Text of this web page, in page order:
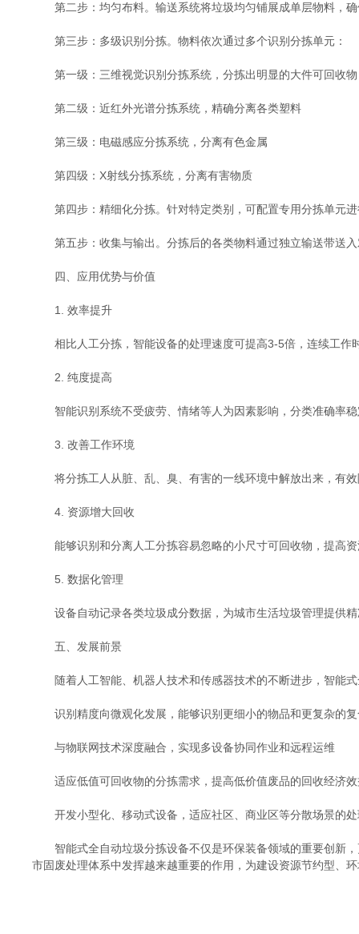
第二步：均匀布料。输送系统将垃圾均匀铺展成单层物料，确
第三步：多级识别分拣。物料依次通过多个识别分拣单元：
第一级：三维视觉识别分拣系统，分拣出明显的大件可回收物
第二级：近红外光谱分拣系统，精确分离各类塑料
第三级：电磁感应分拣系统，分离有色金属
第四级：X射线分拣系统，分离有害物质
第四步：精细化分拣。针对特定类别，可配置专用分拣单元进
第五步：收集与输出。分拣后的各类物料通过独立输送带送入
四、应用优势与价值
1. 效率提升
相比人工分拣，智能设备的处理速度可提高3-5倍，连续工作
2. 纯度提高
智能识别系统不受疲劳、情绪等人为因素影响，分类准确率稳
3. 改善工作环境
将分拣工人从脏、乱、臭、有害的一线环境中解放出来，有效
4. 资源增大回收
能够识别和分离人工分拣容易忽略的小尺寸可回收物，提高资
5. 数据化管理
设备自动记录各类垃圾成分数据，为城市生活垃圾管理提供精
五、发展前景
随着人工智能、机器人技术和传感器技术的不断进步，智能式
识别精度向微观化发展，能够识别更细小的物品和更复杂的复
与物联网技术深度融合，实现多设备协同作业和远程运维
适应低值可回收物的分拣需求，提高低价值废品的回收经济效
开发小型化、移动式设备，适应社区、商业区等分散场景的处
智能式全自动垃圾分拣设备不仅是环保装备领域的重要创新，
市固废处理体系中发挥越来越重要的作用，为建设资源节约型、